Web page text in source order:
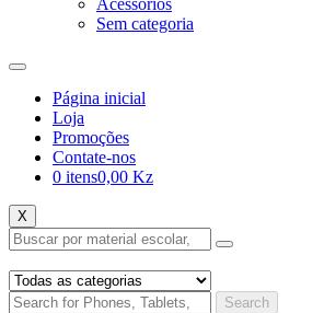
Acessórios
Sem categoria
Página inicial
Loja
Promoções
Contate-nos
0 itens0,00 Kz
X
Search